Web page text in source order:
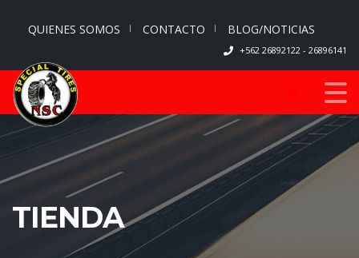
QUIENES SOMOS CONTACTO BLOG/NOTICIAS
+562 26892122 - 26896141
TIENDA